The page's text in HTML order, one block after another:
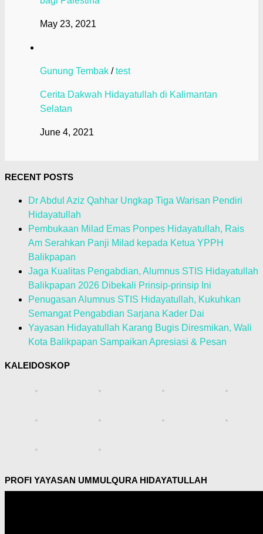
May 23, 2021
Gunung Tembak /test
Cerita Dakwah Hidayatullah di Kalimantan
Selatan
June 4, 2021
RECENT POSTS
Dr Abdul Aziz Qahhar Ungkap Tiga Warisan Pendiri
Hidayatullah
Pembukaan Milad Emas Ponpes Hidayatullah, Rais
Am Serahkan Panji Milad kepada Ketua YPPH
Balikpapan
Jaga Kualitas Pengabdian, Alumnus STIS Hidayatullah
Balikpapan 2026 Dibekali Prinsip-prinsip Ini
Penugasan Alumnus STIS Hidayatullah, Kukuhkan
Semangat Pengabdian Sarjana Kader Dai
Yayasan Hidayatullah Karang Bugis Diresmikan, Wali
Kota Balikpapan Sampaikan Apresiasi & Pesan
KALEIDOSKOP
PROFI YAYASAN UMMULQURA HIDAYATULLAH